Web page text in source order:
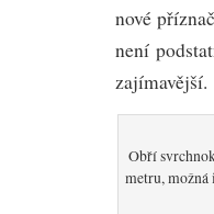
nové
není
zajímavější.
Obří
metru, možná